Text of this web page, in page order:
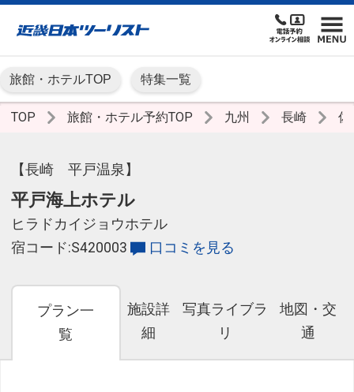
旅館・ホテルTOP 特集一覧
TOP 旅館・ホテル予約TOP 九州 長崎 佐
【長崎 平戸温泉】
平戸海上ホテル
ヒラドカイジョウホテル
宿コード:S420003
口コミを見る
プラン一
覧
施設詳
細
写真ライブラ
リ
地図・交
通